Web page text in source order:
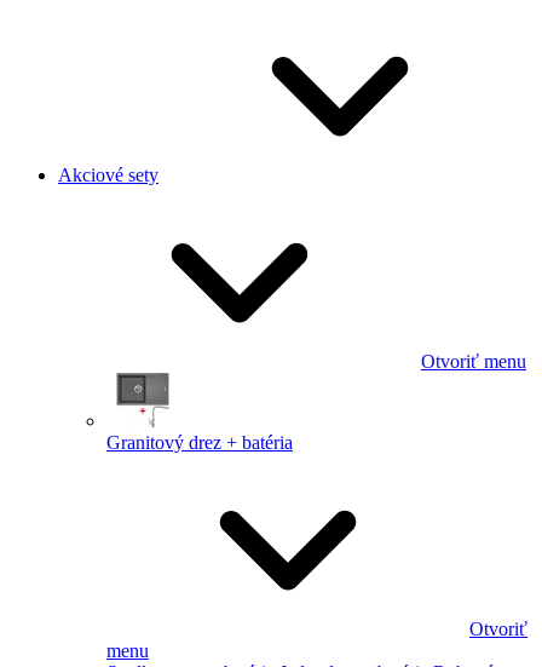
Akciové sety
Otvoriť menu
Granitový drez + batéria
Otvoriť
menu